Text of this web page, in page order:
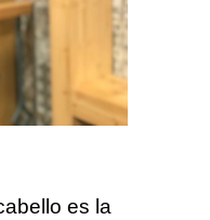
es la